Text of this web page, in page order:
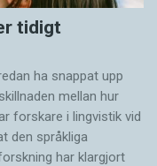
tidigt
ha snappat upp
mellan hur
forskare i lingvistik vid
den språkliga
har klargjort